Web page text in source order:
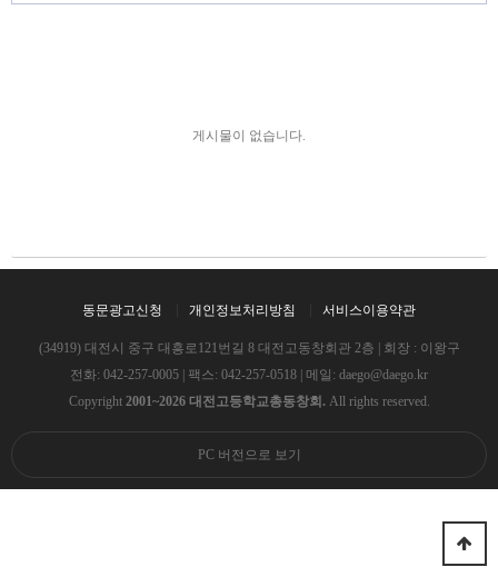
게시물이 없습니다.
동문광고신청 개인정보처리방침 서비스이용약관
(34919) 대전시 중구 대흥로121번길 8 대전고동창회관 2층 | 회장 : 이왕구
전화: 042-257-0005 | 팩스: 042-257-0518 | 메일: daego@daego.kr
Copyright 2001~2026 대전고등학교총동창회. All rights reserved.
PC 버전으로 보기